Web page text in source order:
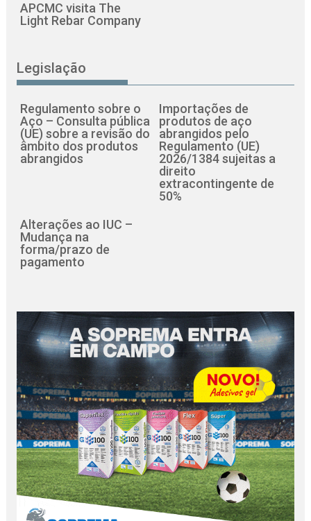
APCMC visita The
Light Rebar Company
Legislação
Regulamento sobre o
Aço – Consulta pública
(UE) sobre a revisão do
âmbito dos produtos
abrangidos
Importações de
produtos de aço
abrangidos pelo
Regulamento (UE)
2026/1384 sujeitas a
direito
extracontingente de
50%
Alterações ao IUC –
Mudança na
forma/prazo de
pagamento